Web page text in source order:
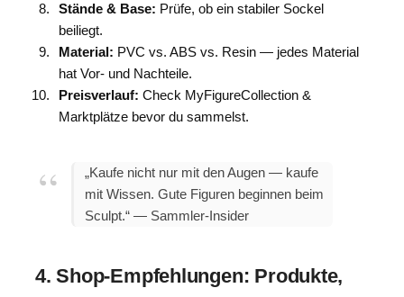
Stände & Base: Prüfe, ob ein stabiler Sockel
beiliegt.
Material: PVC vs. ABS vs. Resin — jedes Material
hat Vor- und Nachteile.
Preisverlauf: Check MyFigureCollection &
Marktplätze bevor du sammelst.
„Kaufe nicht nur mit den Augen — kaufe
mit Wissen. Gute Figuren beginnen beim
Sculpt.“ — Sammler-Insider
4. Shop-Empfehlungen: Produkte,